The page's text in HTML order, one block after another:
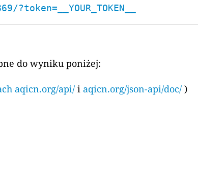
do wyniku poniżej:
aqicn.org/api/ i aqicn.org/json-api/doc/ )